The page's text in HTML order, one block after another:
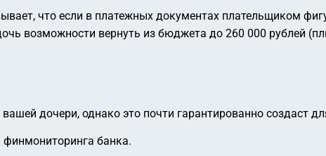
что если в платежных документах плательщиком
возможности вернуть из бюджета до 260 000 рублей
дочери, однако это почти гарантированно создаст
банка.